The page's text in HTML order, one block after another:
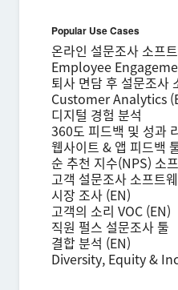
Popular Use Cases
온라인 설문조사 소프
Employee
퇴사 면담 후 설문조사
Customer Analytics
디지털 경험 분석
360도 피드백 및 성과
웹사이트 & 앱 피드백
순 추천 지수(NPS) 소
고객 설문조사 소프트
시장 조사 (EN)
고객의 소리 VOC (EN)
직원 펄스 설문조사 툴
결합 분석 (EN)
Diversity, Equity &